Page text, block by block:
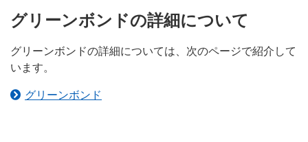
グリーンボンドの詳細について
グリーンボンドの詳細については、次のページで紹介して
います。
グリーンボンド